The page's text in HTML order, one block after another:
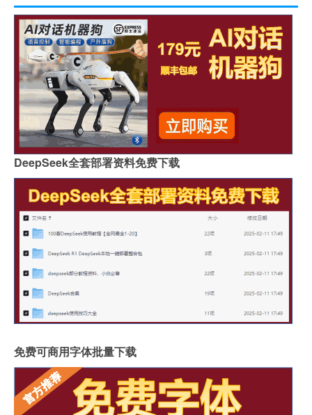
DeepSeek全套部署资料免费下载
免费可商用字体批量下载